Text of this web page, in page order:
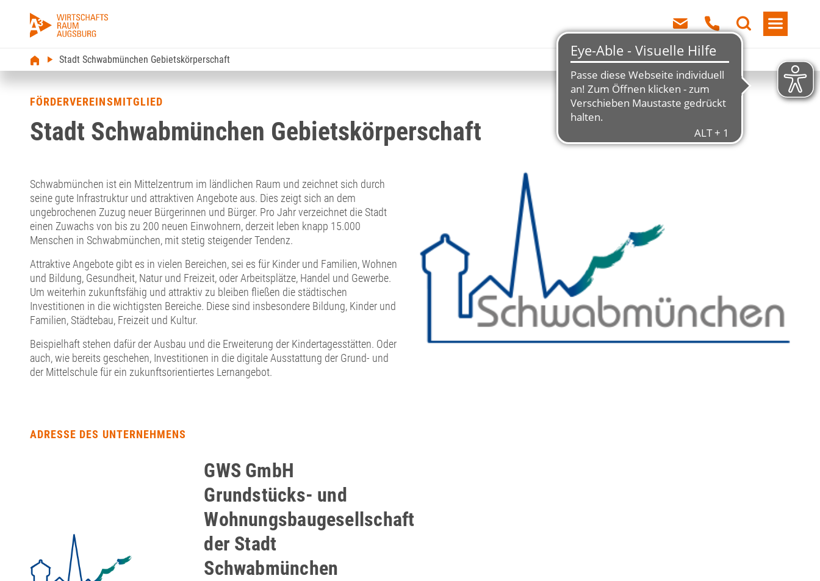
Stadt Schwabmünchen Gebietskörperschaft
FÖRDERVEREINSMITGLIED
Stadt Schwabmünchen Gebietskörperschaft
Schwabmünchen ist ein Mittelzentrum im ländlichen Raum und zeichnet sich durch
seine gute Infrastruktur und attraktiven Angebote aus. Dies zeigt sich an dem
ungebrochenen Zuzug neuer Bürgerinnen und Bürger. Pro Jahr verzeichnet die Stadt
einen Zuwachs von bis zu 200 neuen Einwohnern, derzeit leben knapp 15.000
Menschen in Schwabmünchen, mit stetig steigender Tendenz.
Attraktive Angebote gibt es in vielen Bereichen, sei es für Kinder und Familien, Wohnen
und Bildung, Gesundheit, Natur und Freizeit, oder Arbeitsplätze, Handel und Gewerbe.
Um weiterhin zukunftsfähig und attraktiv zu bleiben fließen die städtischen
Investitionen in die wichtigsten Bereiche. Diese sind insbesondere Bildung, Kinder und
Familien, Städtebau, Freizeit und Kultur.
Beispielhaft stehen dafür der Ausbau und die Erweiterung der Kindertagesstätten. Oder
auch, wie bereits geschehen, Investitionen in die digitale Ausstattung der Grund- und
der Mittelschule für ein zukunftsorientiertes Lernangebot.
ADRESSE DES UNTERNEHMENS
GWS GmbH
Grundstücks- und
Wohnungsbaugesellschaft
der Stadt
Schwabmünchen